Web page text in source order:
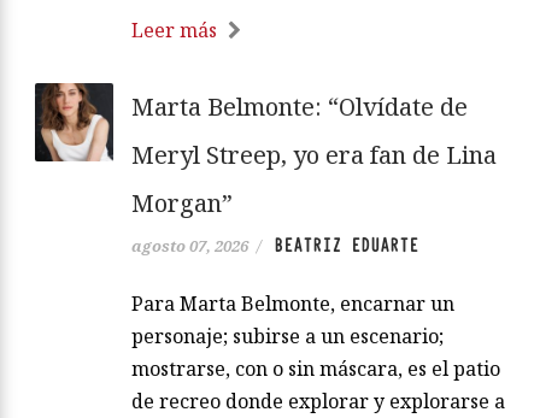
Leer más
Marta Belmonte: “Olvídate de
Meryl Streep, yo era fan de Lina
Morgan”
agosto 07, 2026 / BEATRIZ EDUARTE
Para Marta Belmonte, encarnar un
personaje; subirse a un escenario;
mostrarse, con o sin máscara, es el patio
de recreo donde explorar y explorarse a